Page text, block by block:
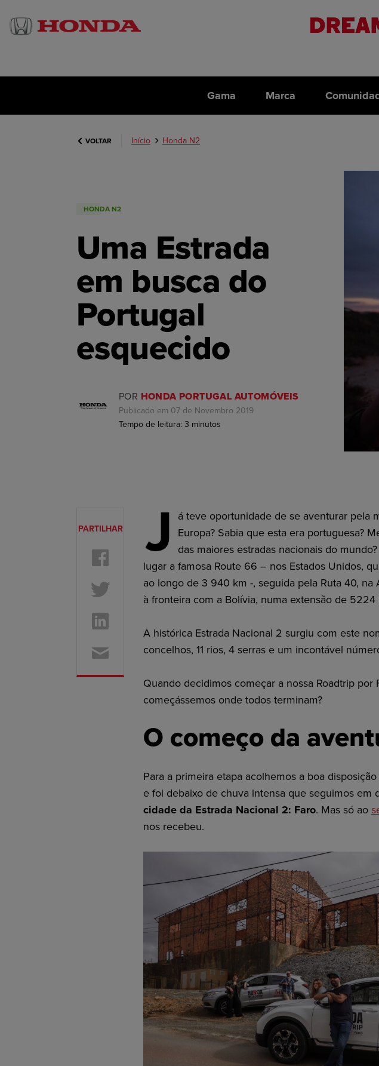
Gama Marca
VOLTAR Início Honda N2
HONDA N2
Uma Estrada
em busca do
Portugal
esquecido
POR HONDA PORTUGAL AUTOMÓVEIS
Publicado em 07 de Novembro 2019
Tempo de leitura: 3 minutos
PARTILHAR J
á teve oportunidade de se aventurar pela
Europa? Sabia que esta era portuguesa?
das maiores estradas nacionais do
lugar a famosa Route 66 – nos Estados Unidos,
ao longo de 3 940 km -, seguida pela Ruta 40, na
à fronteira com a Bolívia, numa extensão de 5224
A histórica Estrada Nacional 2 surgiu com este
concelhos, 11 rios, 4 serras e um incontável
Quando decidimos começar a nossa Roadtrip por
começássemos onde todos terminam?
O começo da
Para a primeira etapa acolhemos a boa
e foi debaixo de chuva intensa que seguimos em
cidade da Estrada Nacional 2: Faro. Mas só ao
nos recebeu.